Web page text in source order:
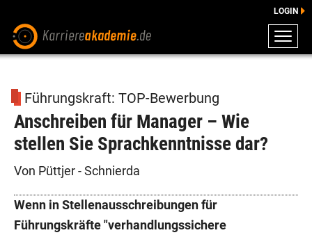
ENGLISCHE DOWNLOADS
E-LEARNING
FAQ
BERATUNG
LOGIN
Führungskraft: TOP-Bewerbung
Anschreiben für Manager – Wie
stellen Sie Sprachkenntnisse dar?
Von Püttjer - Schnierda
Wenn in Stellenausschreibungen für
Führungskräfte "verhandlungssichere